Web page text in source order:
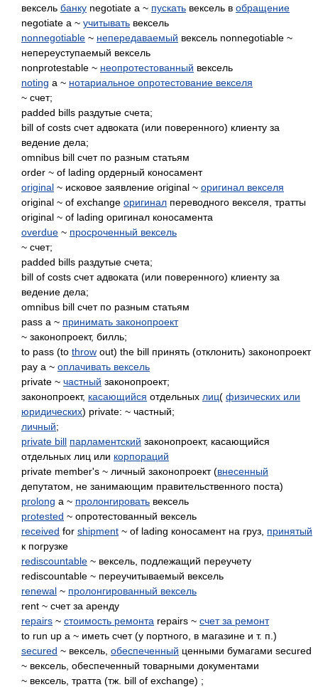
вексель банку negotiate a ~ пускать вексель в обращение
negotiate a ~ учитывать вексель
nonnegotiable ~ непередаваемый вексель nonnegotiable ~
непереуступаемый вексель
nonprotestable ~ неопротестованный вексель
noting a ~ нотариальное опротестование векселя
~ счет;
padded bills раздутые счета;
bill of costs счет адвоката (или поверенного) клиенту за
ведение дела;
omnibus bill счет по разным статьям
order ~ of lading ордерный коносамент
original ~ исковое заявление original ~ оригинал векселя
original ~ of exchange оригинал переводного векселя, тратты
original ~ of lading оригинал коносамента
overdue ~ просроченный вексель
~ счет;
padded bills раздутые счета;
bill of costs счет адвоката (или поверенного) клиенту за
ведение дела;
omnibus bill счет по разным статьям
pass a ~ принимать законопроект
~ законопроект, билль;
to pass (to throw out) the bill принять (отклонить) законопроект
pay a ~ оплачивать вексель
private ~ частный законопроект;
законопроект, касающийся отдельных лиц( физических или
юридических) private: ~ частный;
личный;
private bill парламентский законопроект, касающийся
отдельных лиц или корпораций
private member's ~ личный законопроект (внесенный
депутатом, не занимающим правительственного поста)
prolong a ~ пролонгировать вексель
protested ~ опротестованный вексель
received for shipment ~ of lading коносамент на груз, принятый
к погрузке
rediscountable ~ вексель, подлежащий переучету
rediscountable ~ переучитываемый вексель
renewal ~ пролонгированный вексель
rent ~ счет за аренду
repairs ~ стоимость ремонта repairs ~ счет за ремонт
to run up a ~ иметь счет (у портного, в магазине и т. п.)
secured ~ вексель, обеспеченный ценными бумагами secured
~ вексель, обеспеченный товарными документами
~ вексель, тратта (тж. bill of exchange) ;